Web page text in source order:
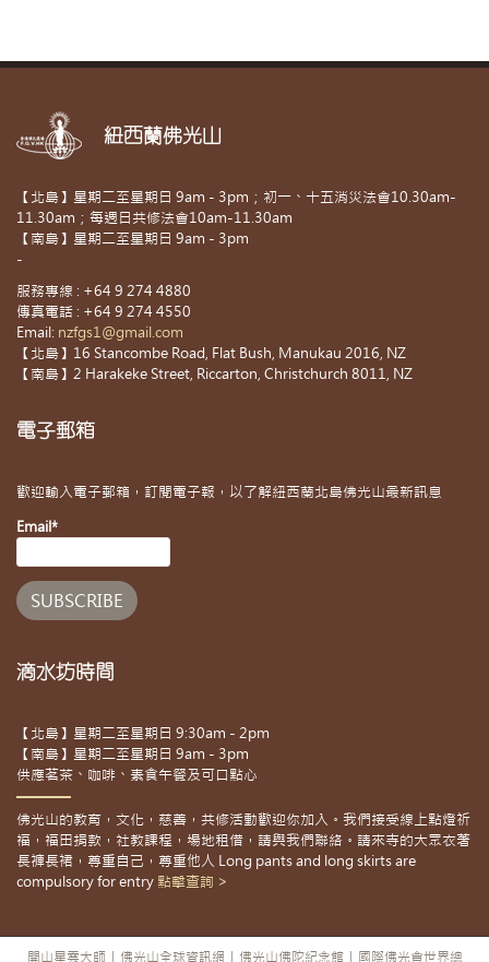
紐西蘭佛光山
【北島】星期二至星期日 9am - 3pm；初一、十五消災法會10.30am-
11.30am；每週日共修法會10am-11.30am
【南島】星期二至星期日 9am - 3pm
-
服務專線 : +64 9 274 4880
傳真電話 : +64 9 274 4550
Email: nzfgs1@gmail.com
【北島】16 Stancombe Road, Flat Bush, Manukau 2016, NZ
【南島】2 Harakeke Street, Riccarton, Christchurch 8011, NZ
電子郵箱
歡迎輸入電子郵箱，訂閱電子報，以了解紐西蘭北島佛光山最新訊息
Email*
滴水坊時間
【北島】星期二至星期日 9:30am - 2pm
【南島】星期二至星期日 9am - 3pm
供應茗茶、咖啡、素食午餐及可口點心
佛光山的教育，文化，慈善，共修活動歡迎你加入。我們接受線上點燈祈
福，福田捐款，社教課程，場地租借，請與我們聯絡。請來寺的大眾衣著
長褲長裙，尊重自己，尊重他人 Long pants and long skirts are
compulsory for entry 點擊查詢 >
開山星雲大師 佛光山全球資訊網 佛光山佛陀紀念館 國際佛光會世界總